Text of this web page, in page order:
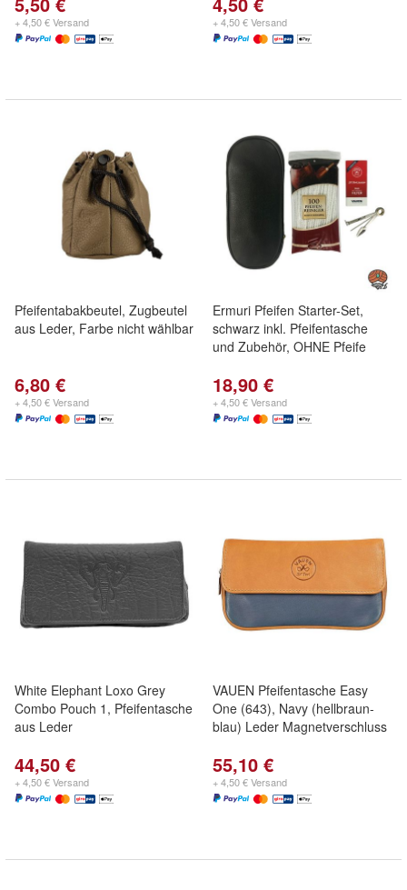
+ 4,50 € Versand + 4,50 € Versand
Pfeifentabakbeutel, Zugbeutel
aus Leder, Farbe nicht wählbar
6,80 €
+ 4,50 € Versand
Ermuri Pfeifen Starter-Set,
schwarz inkl. Pfeifentasche
und Zubehör, OHNE Pfeife
18,90 €
+ 4,50 € Versand
White Elephant Loxo Grey
Combo Pouch 1, Pfeifentasche
aus Leder
44,50 €
+ 4,50 € Versand
VAUEN Pfeifentasche Easy
One (643), Navy (hellbraun-
blau) Leder Magnetverschluss
55,10 €
+ 4,50 € Versand